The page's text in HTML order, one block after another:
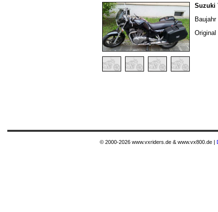
Suzuki
© 2000-2026 www.vxriders.de & www.vx800.de |